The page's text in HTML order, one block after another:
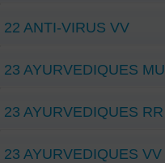
22 ANTI-VIRUS VV
23 AYURVEDIQUES
23 AYURVEDIQUES RR
23 AYURVEDIQUES VV